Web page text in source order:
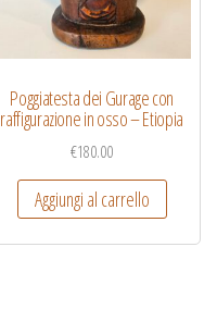
Poggiatesta dei Gurage con
raffigurazione in osso – Etiopia
€180.00
Aggiungi al carrello